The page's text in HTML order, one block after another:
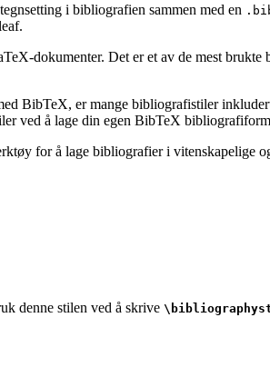
i bibliografien sammen med en
dokumenter. Det er et av de mest
BibTeX, er mange bibliografistiler
ved å lage din egen BibTeX
for å lage bibliografier i
denne stilen ved å skrive